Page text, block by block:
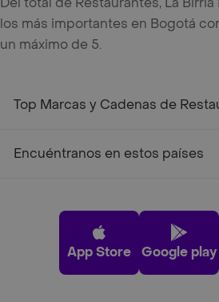
los más importantes en Bogotá
un máximo de 5.
Top Marcas y Cadenas de
Encuéntranos en estos países
App Store Google play